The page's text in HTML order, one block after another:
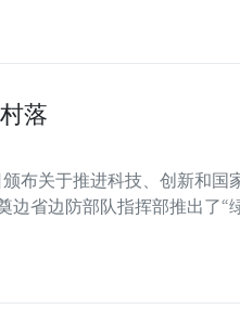
落
布关于推进科技、创新和国
边省边防部队指挥部推出了“